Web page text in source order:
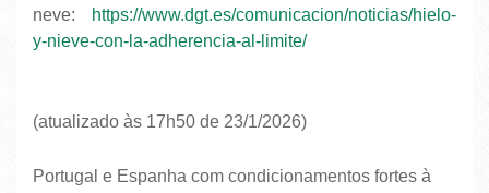
neve:
https://www.dgt.es/comunicacion/noticias/hielo-
y-nieve-con-la-adherencia-al-limite/
(atualizado às 17h50 de 23/1/2026)
Portugal e Espanha com condicionamentos fortes à